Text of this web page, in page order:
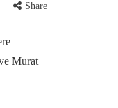
Share
Murat